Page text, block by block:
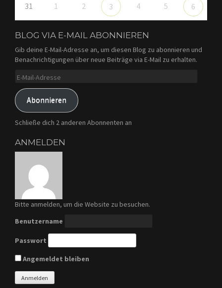
31 1 2 3 4 5 6
BLOG VIA E-MAIL ABONNIEREN
Gib deine E-Mail-Adresse an, um diesen Blog zu abonnieren und
Benachrichtigungen über neue Beiträge via E-Mail zu erhalten.
E-
Adresse
Abonnieren
Schließe dich 2 anderen Abonnenten an
ANMELDEN
Bitte anmelden, um die Website zu besuchen.
Benutzername
Passwort
Angemeldet bleiben